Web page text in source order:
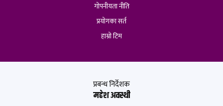
गोपनीयता नीति
प्रयोगका सर्त
हाम्रो टिम
प्रबन्ध निर्देशक
महेश अवस्थी